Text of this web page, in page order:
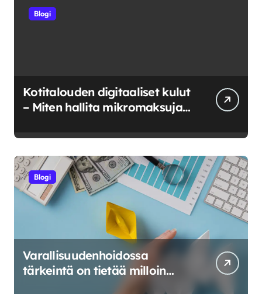
Blogi
Kotitalouden digitaaliset kulut
– Miten hallita mikromaksuja
Blogi
Varallisuudenhoidossa
tärkeintä on tietää milloin
riskeerata ja milloin luovuttaa